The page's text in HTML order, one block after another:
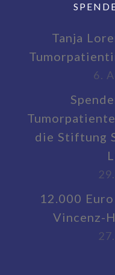
Tanja
6.
die Stiftung
12.000
Vincenz-